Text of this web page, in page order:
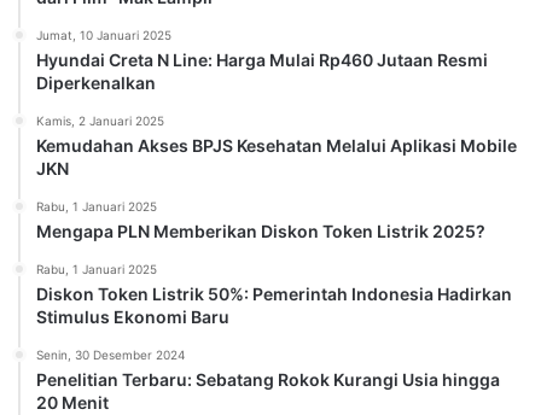
Jumat, 10 Januari 2025
Hyundai Creta N Line: Harga Mulai Rp460 Jutaan Resmi
Diperkenalkan
Kamis, 2 Januari 2025
Kemudahan Akses BPJS Kesehatan Melalui Aplikasi Mobile
JKN
Rabu, 1 Januari 2025
Mengapa PLN Memberikan Diskon Token Listrik 2025?
Rabu, 1 Januari 2025
Diskon Token Listrik 50%: Pemerintah Indonesia Hadirkan
Stimulus Ekonomi Baru
Senin, 30 Desember 2024
Penelitian Terbaru: Sebatang Rokok Kurangi Usia hingga
20 Menit